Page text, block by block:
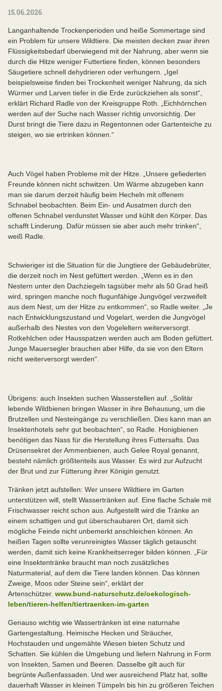
15.06.2026
Langanhaltende Trockenperioden und heiße Sommertage sind
ein Problem für unsere Wildtiere. Die meisten decken zwar ihren
Flüssigkeitsbedarf überwiegend mit der Nahrung, aber wenn sie
durch die Hitze weniger Futtertiere finden, können besonders
Säugetiere schnell dehydrieren oder verhungern. „Igel
beispielsweise finden bei Trockenheit weniger Nahrung, da sich
Würmer und Larven tiefer in die Erde zurückziehen als sonst“,
erklärt Richard Radle von der Kreisgruppe Roth. „Eichhörnchen
werden auf der Suche nach Wasser richtig unvorsichtig. Der
Durst bringt die Tiere dazu in Regentonnen oder Gartenteiche zu
steigen, wo sie ertrinken können.“
Auch Vögel haben Probleme mit der Hitze. „Unsere gefiederten
Freunde können nicht schwitzen. Um Wärme abzugeben kann
man sie darum derzeit häufig beim Hecheln mit offenem
Schnabel beobachten. Beim Ein- und Ausatmen durch den
offenen Schnabel verdunstet Wasser und kühlt den Körper. Das
schafft Linderung. Dafür müssen sie aber auch mehr trinken“,
weiß Radle.
Schwieriger ist die Situation für die Jungtiere der Gebäudebrüter,
die derzeit noch im Nest gefüttert werden. „Wenn es in den
Nestern unter den Dachziegeln tagsüber mehr als 50 Grad heiß
wird, springen manche noch flugunfähige Jungvögel verzweifelt
aus dem Nest, um der Hitze zu entkommen“, so Radle weiter. „Je
nach Entwicklungszustand und Vogelart, werden die Jungvögel
außerhalb des Nestes von den Vogeleltern weiterversorgt.
Rotkehlchen oder Hausspatzen werden auch am Boden gefüttert.
Junge Mauersegler brauchen aber Hilfe, da sie von den Eltern
nicht weiterversorgt werden“.
Übrigens: auch Insekten suchen Wasserstellen auf. „Solitär
lebende Wildbienen bringen Wasser in ihre Behausung, um die
Brutzellen und Nesteingänge zu verschließen. Dies kann man an
Insektenhotels sehr gut beobachten“, so Radle. Honigbienen
benötigen das Nass für die Herstellung ihres Futtersafts. Das
Drüsensekret der Ammenbienen, auch Gelee Royal genannt,
besteht nämlich größtenteils aus Wasser. Es wird zur Aufzucht
der Brut und zur Fütterung ihrer Königin genutzt.
Tränken jetzt aufstellen: Wer unsere Wildtiere im Garten
unterstützen will, stellt Wassertränken auf. Eine flache Schale mit
Frischwasser reicht schon aus. Aufgestellt wird die Tränke an
einem schattigen und gut überschaubaren Ort, damit sich
mögliche Feinde nicht unbemerkt anschleichen können. An
heißen Tagen sollte verunreinigtes Wasser täglich getauscht
werden, damit sich keine Krankheitserreger bilden können. „Für
eine Insektentränke braucht man noch zusätzliches
Naturmaterial, auf dem die Tiere landen können. Das können
Zweige, Moos oder Steine sein“, erklärt der
Artenschützer. www.bund-naturschutz.de/oekologisch-
leben/tieren-helfen/tiertraenken-im-garten
Genauso wichtig wie Wassertränken ist eine naturnahe
Gartengestaltung. Heimische Hecken und Sträucher,
Hochstauden und ungemähte Wiesen bieten Schutz und
Schatten. Sie kühlen die Umgebung und liefern Nahrung in Form
von Insekten, Samen und Beeren. Dasselbe gilt auch für
begrünte Außenfassaden. Und wer ausreichend Platz hat, sollte
dauerhaft Wasser in kleinen Tümpeln bis hin zu größeren Teichen